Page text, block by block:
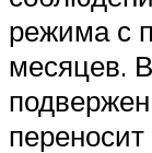
режима с
месяцев.